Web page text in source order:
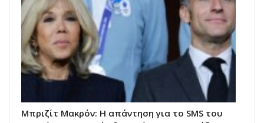
Μπριζίτ Μακρόν: Η απάντηση για το SMS του